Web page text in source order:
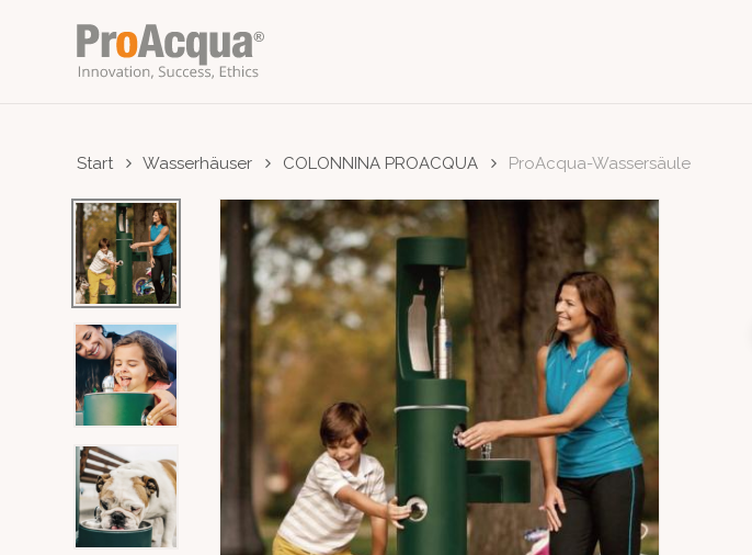
Start Wasserhäuser COLONNINA PROACQUA ProAcqua-Wassersäule